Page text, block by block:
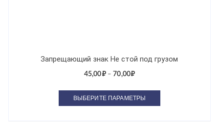
Запрещающий знак Не стой под грузом
45,00₽– 70,00₽
ВЫБЕРИТЕ ПАРАМЕТРЫ